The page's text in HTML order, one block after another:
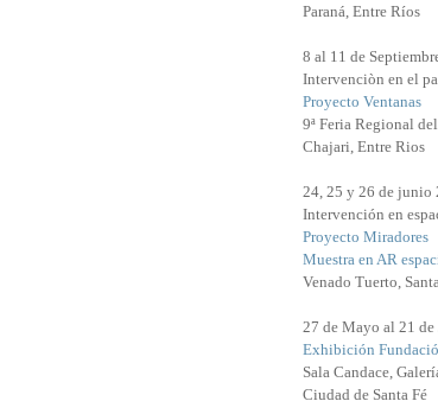
Paraná, Entre Ríos
8 al 11 de
Intervenciòn en el
Proyecto Ventanas
9ª Feria Regional
Chajari, Entre Rios
24, 25 y 26 de junio
Intervención en
Proyecto Miradores
Muestra en AR
Venado Tuerto,
27 de Mayo al 21 de
Exhibición
Sala Candace,
Ciudad de Santa Fé